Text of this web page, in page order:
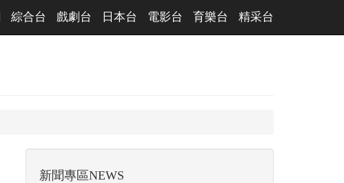
綜合台 戲劇台 日本台 電影台 育樂台 精采台
新聞專區NEWS